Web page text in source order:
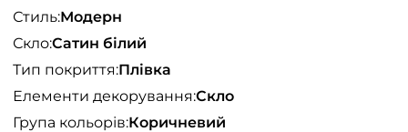
Стиль:Модерн
Скло:Сатин білий
Тип покриття:Плівка
Елементи декорування:Скло
Група кольорів:Коричневий